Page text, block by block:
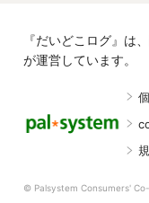
『だいどこログ』は
が運営しています。
© Palsystem Consumers'